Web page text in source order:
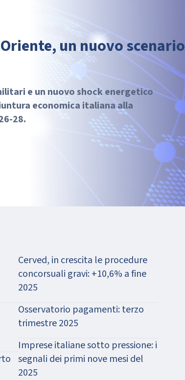
un nuovo scenario
e un nuovo shock energetico
economica italiana alla
28.
Cerved, in crescita le procedure
concorsuali gravi: +10,6% a fine
2025
Osservatorio pagamenti: terzo
trimestre 2025
Imprese italiane sotto pressione: i
segnali dei primi nove mesi del
2025